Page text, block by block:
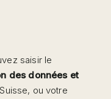
saisir le
des données et
ou votre